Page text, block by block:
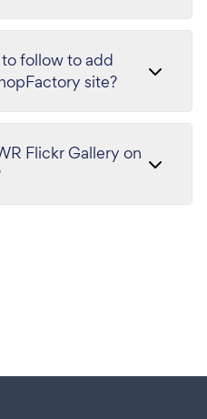
follow to add
site?
Flickr Gallery on